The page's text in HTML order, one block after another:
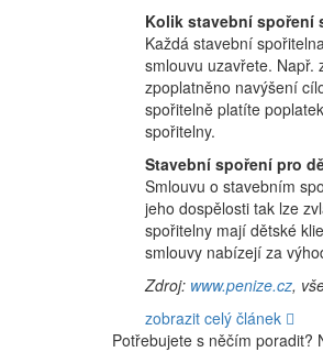
Kolik stavební spoření
Každá stavební
smlouvu uzavřete. Např.
zpoplatněno navýšení
spořitelně platíte
spořitelny.
Stavební spoření pro
Smlouvu o stavebním
jeho dospělosti tak lze
spořitelny mají dětské
smlouvy nabízejí za
Zdroj: www.penize.cz,
zobrazit celý článek
Potřebujete s něčím poradit?